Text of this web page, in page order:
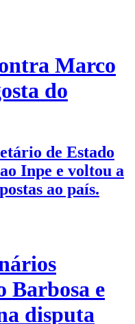
Marco
do
de Estado
Inpe e voltou a
ao país.
Barbosa e
disputa